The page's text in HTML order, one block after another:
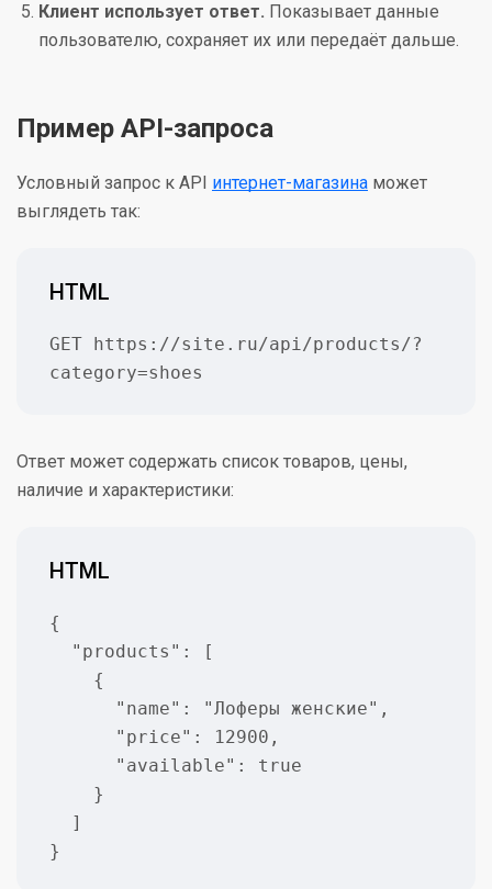
Клиент использует ответ. Показывает данные
пользователю, сохраняет их или передаёт дальше.
Пример API-запроса
Условный запрос к API интернет-магазина может
выглядеть так:
HTML
GET https://site.ru/api/products/?
category=shoes
Ответ может содержать список товаров, цены,
наличие и характеристики:
HTML
{
}